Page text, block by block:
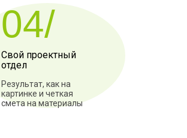
04/
Свой проектный
отдел
Результат, как на
картинке и четкая
смета на материалы